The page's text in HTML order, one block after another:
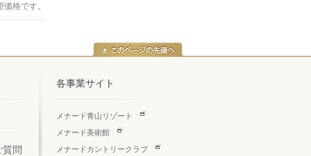
格です。
質問
各事業サイト
メナード青山リゾート
メナード美術館
メナードカントリークラブ